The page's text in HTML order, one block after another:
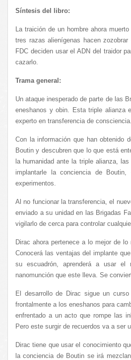
Síntesis del libro:
La traición de un hombre ahora
tres razas alienígenas hacen
FDC deciden usar el ADN del traidor
cazarlo.
Trama general:
Un ataque inesperado de parte de las
eneshanos y obin. Esta triple alianza
experto en transferencia de consciencia.
Con la información que han obtenido
Boutin y descubren que lo que está
la humanidad ante la triple alianza,
implantarle la conciencia de
experimentos.
Al no funcionar la transferencia, el
enviado a su unidad en las Brigadas
vigilarlo de cerca para controlar
Dirac ahora pertenece a lo mejor de
Conocerá las ventajas del implante
su escuadrón, aprenderá a usar
nanomunción que este lleva. Se
El desarrollo de Dirac sigue un
frontalmente a los eneshanos para
enfrentado a un acto que rompe las
Pero este surgir de recuerdos va a ser
Dirac tiene que usar el conocimiento
la conciencia de Boutin se irá